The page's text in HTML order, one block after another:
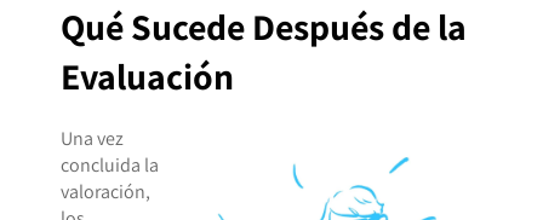
Qué Sucede Después de la
Evaluación
Una vez
concluida la
valoración,